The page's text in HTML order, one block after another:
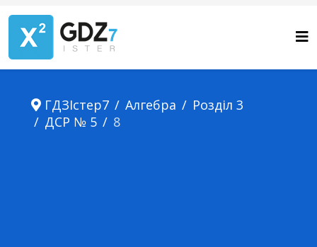
ГДЗІстер7 Алгебра
Розділ 3
ДСР № 5
8